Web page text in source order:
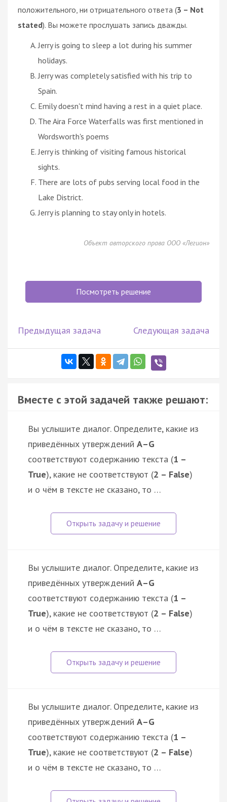
положительного, ни отрицательного ответа (3 – Not
stated). Вы можете прослушать запись дважды.
Jerry is going to sleep a lot during his summer
holidays.
Jerry was completely satisfied with his trip to
Spain.
Emily doesn't mind having a rest in a quiet place.
The Aira Force Waterfalls was first mentioned in
Wordsworth's poems
Jerry is thinking of visiting famous historical
sights.
There are lots of pubs serving local food in the
Lake District.
Jerry is planning to stay only in hotels.
Объект авторского права ООО «Легион»
Посмотреть решение
Предыдущая задача Следующая задача
Вместе с этой задачей также решают:
Вы услышите диалог. Определите, какие из
приведённых утверждений А–G
соответствуют содержанию текста (1 –
True), какие не соответствуют (2 – False)
и о чём в тексте не сказано, то …
Вы услышите диалог. Определите, какие из
приведённых утверждений А–G
соответствуют содержанию текста (1 –
True), какие не соответствуют (2 – False)
и о чём в тексте не сказано, то …
Вы услышите диалог. Определите, какие из
приведённых утверждений А–G
соответствуют содержанию текста (1 –
True), какие не соответствуют (2 – False)
и о чём в тексте не сказано, то …